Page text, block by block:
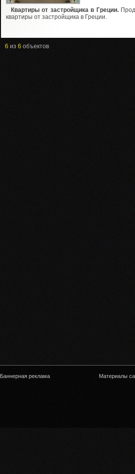
Квартиры от застройщика в Греции.
квартиры от застройщика в Греции.
6 из 6 объектов
Баннерная реклама Материалы